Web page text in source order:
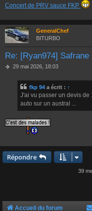
Concert de PRV sauce FKP
GeneralChef
BITURBO
Re: [Ryan974]
M
29 mai 2026, 18:03
fkp 94 a écrit : ↑
J'ai vu passer un devis
auto sur un austral ...
Répondre
39
Accueil du forum